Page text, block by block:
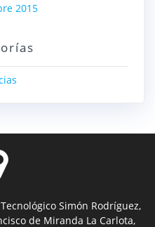
2015
Simón Rodríguez,
de Miranda La Carlota,